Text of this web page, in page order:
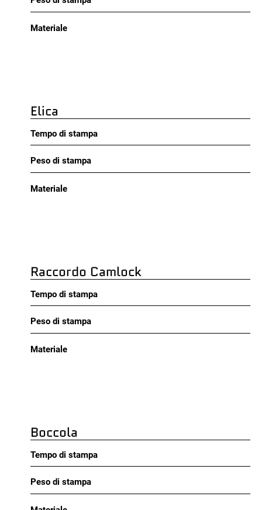
Materiale
Elica
Tempo di stampa
Peso di stampa
Materiale
Raccordo Camlock
Tempo di stampa
Peso di stampa
Materiale
Boccola
Tempo di stampa
Peso di stampa